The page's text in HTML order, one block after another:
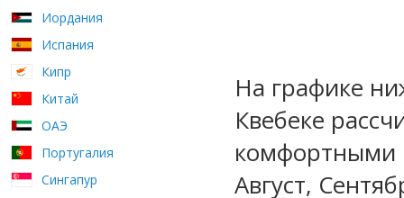
Иордания
Испания
Кипр
Китай
ОАЭ
Португалия
Сингапур
На графике
Квебеке
комфортными
Август,